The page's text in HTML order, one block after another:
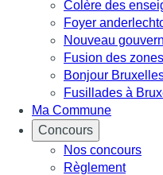
Colère des
Foyer
Nouveau
Fusion des
Bonjour
Fusillades à
Ma Commune
Concours
Nos concours
Règlement